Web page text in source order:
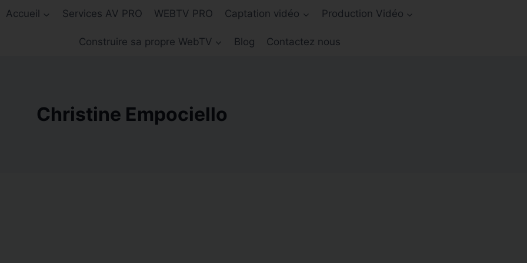
Accueil Services AV PRO WEBTV PRO Captation vidéo Production Vidéo
Construire sa propre WebTV Blog Contactez nous
Christine Empociello